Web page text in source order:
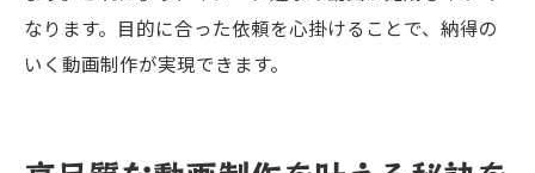
なります。目的に合った依頼を心掛けることで、納得の
いく動画制作が実現できます。